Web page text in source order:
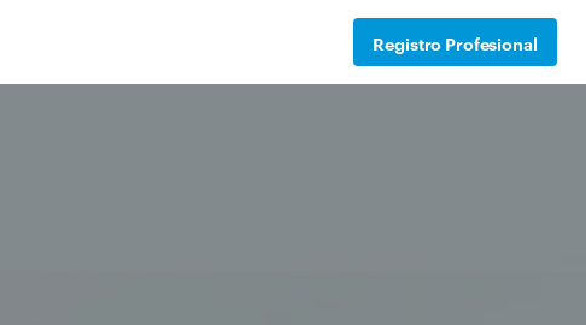
Registro Profesional